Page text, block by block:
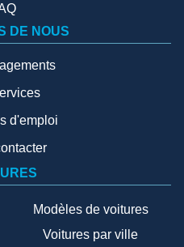
DE NOUS
d'emploi
Modèles de voitures
Voitures par ville